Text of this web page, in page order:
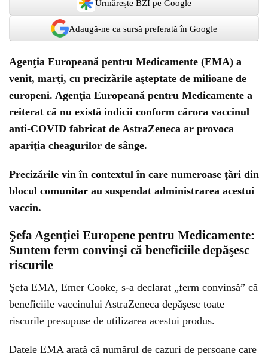
Urmărește BZI pe Google
Adaugă-ne ca sursă preferată în Google
Agenţia Europeană pentru Medicamente (EMA) a
venit, marţi, cu precizările aşteptate de milioane de
europeni. Agenţia Europeană pentru Medicamente a
reiterat că nu există indicii conform cărora vaccinul
anti-COVID fabricat de AstraZeneca ar provoca
apariţia cheagurilor de sânge.
Precizările vin în contextul în care numeroase ţări din
blocul comunitar au suspendat administrarea acestui
vaccin.
Şefa Agenţiei Europene pentru Medicamente:
Suntem ferm convinşi că beneficiile depăşesc
riscurile
Şefa EMA, Emer Cooke, s-a declarat „ferm convinsă” că
beneficiile vaccinului AstraZeneca depăşesc toate
riscurile presupuse de utilizarea acestui produs.
Datele EMA arată că numărul de cazuri de persoane care